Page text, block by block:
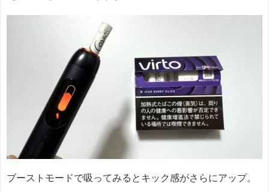
ブーストモードで吸ってみるとキック感がさらにアップ。